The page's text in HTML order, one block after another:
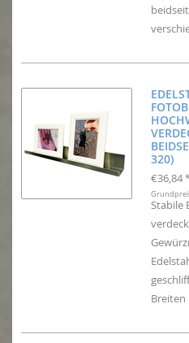
320)
€36,84 *
Stabile
Breiten